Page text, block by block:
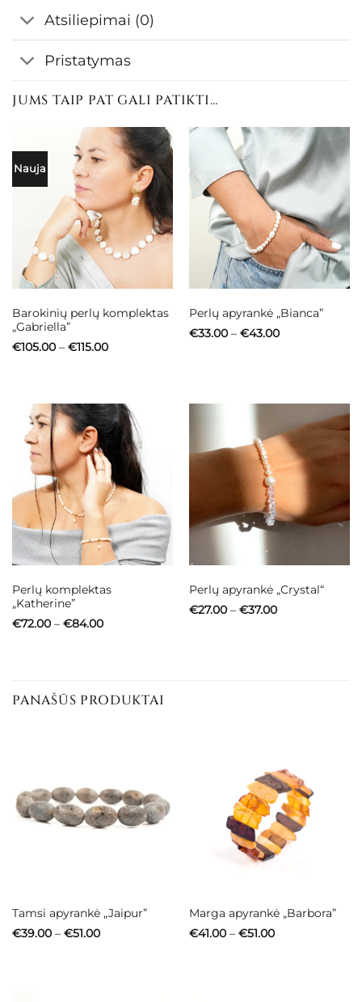
Atsiliepimai (0)
Pristatymas
JUMS TAIP PAT GALI PATIKTI…
Nauja
Barokinių perlų komplektas
„Gabriella”
€105.00 – €115.00Price
Perlų apyrankė „Bianca”
€33.00 – €43.00Price
Perlų komplektas
„Katherine”
€72.00 – €84.00Price
Perlų apyrankė „Crystal“
€27.00 – €37.00Price
PANAŠŪS PRODUKTAI
Tamsi apyrankė „Jaipur”
€39.00 – €51.00Price
Marga apyrankė „Barbora”
€41.00 – €51.00Price